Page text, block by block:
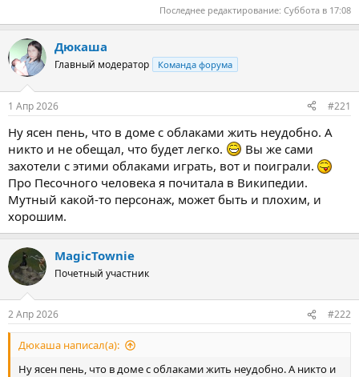
Последнее редактирование: Суббота в 17:08
Дюкаша
Главный модератор Команда форума
1 Апр 2026 #221
Ну ясен пень, что в доме с облаками жить неудобно. А
никто и не обещал, что будет легко.
Вы же сами
захотели с этими облаками играть, вот и поиграли.
Про Песочного человека я почитала в Википедии.
Мутный какой-то персонаж, может быть и плохим, и
хорошим.
MagicTownie
Почетный участник
2 Апр 2026 #222
Дюкаша написал(а):
Ну ясен пень, что в доме с облаками жить неудобно. А никто и